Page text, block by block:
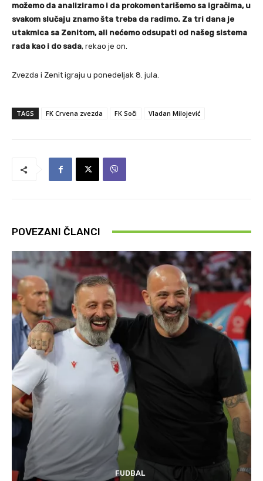
možemo da analiziramo i da prokomentarišemo sa igračima, u
svakom slučaju znamo šta treba da radimo. Za tri dana je
utakmica sa Zenitom, ali nećemo odsupati od našeg sistema
rada kao i do sada, rekao je on.
Zvezda i Zenit igraju u ponedeljak 8. jula.
TAGS FK Crvena zvezda FK Soči Vladan Milojević
POVEZANI ČLANCI
FUDBAL